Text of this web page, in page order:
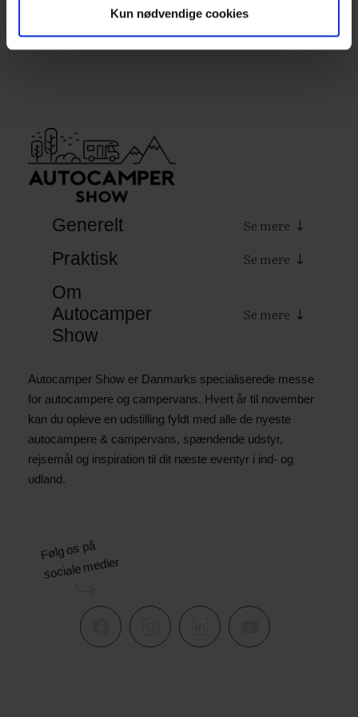
Kun nødvendige cookies
Generelt
Praktisk
Om
Autocamper
Show
Autocamper Show er Danmarks specialiserede messe
for autocampere og campervans. Hvert år til november
kan du opleve en udstilling fyldt med alle de nyeste
autocampere & campervans, spændende udstyr,
rejsemål og inspiration til dit næste eventyr i ind- og
udland.
Følg os på
sociale medier